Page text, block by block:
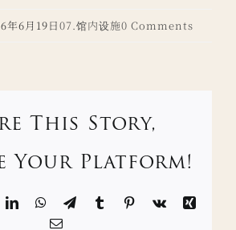
年6月19日07.馆内设施0 Comments
This Story,
Your Platform!
LinkedInWhatsApp
Telegram
TumblrPinterest
Vk
Xing
Email